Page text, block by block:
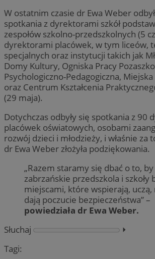
W ostatnim czasie dr Ewa Weber
spotkania z dyrektorami szkół
zespołów szkolno-przedszkolnych (5
dyrektorami placówek, w tym liceów,
specjalnych oraz instytucji takich jak
Domy Kultury, Ogniska Pracy
Psychologiczno-Pedagogiczna,
oraz Centrum Kształcenia
(29 maja).
Dotychczas odbyły się spotkania z 90
placówek oświatowych, osobami
rozwój dzieci i młodzieży, i właśnie za
dr Ewa Weber złożyła podziękowania.
„Razem staramy się dbać o to, by
zabrzańskie przedszkola i szkoły
miejscami, które wspierają, uczą,
dają poczucie bezpieczeństwa” –
powiedziała dr Ewa Weber.
Słuchaj
⏵︎
Tagi: